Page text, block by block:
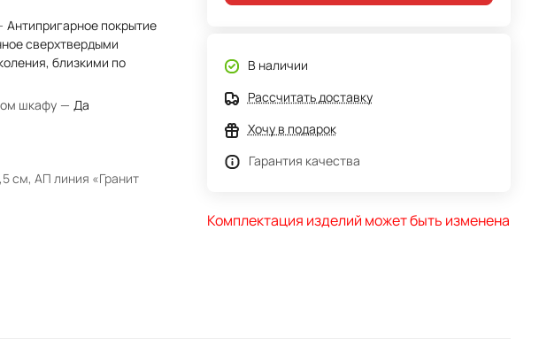
Антипригарное покрытие
сверхтвердыми
близкими по
шкафу — Да
см, АП линия «Гранит
В наличии
Рассчитать доставку
Хочу в подарок
Гарантия качества
Комплектация изделий может быть изменена